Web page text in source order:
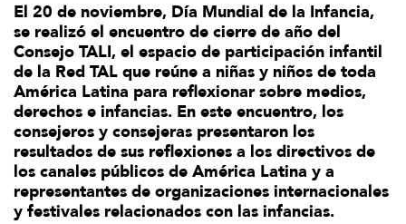
El 20 de noviembre, Día Mundial de la Infancia,
se realizó el encuentro de cierre de año del
Consejo TALI, el espacio de participación infantil
de la Red TAL que reúne a niñas y niños de toda
América Latina para reflexionar sobre medios,
derechos e infancias. En este encuentro, los
consejeros y consejeras presentaron los
resultados de sus reflexiones a los directivos de
los canales públicos de América Latina y a
representantes de organizaciones internacionales
y festivales relacionados con las infancias.